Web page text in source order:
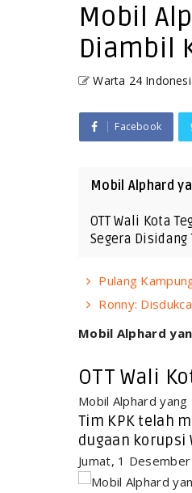
Mobil
Diambil
Warta 24
Facebook
Mobil Alphard
OTT Wali Kota
Segera
Pulang
Ronny:
Mobil Alphard
OTT Wali
Mobil Alphard
Tim KPK telah
dugaan korupsi
Jumat, 1